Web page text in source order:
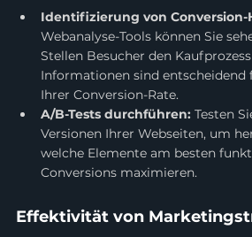
Identifizierung von Conversion-
Webanalyse-Tools können Sie
Stellen Besucher den
Informationen sind
Ihrer Conversion-Rate.
A/B-Tests durchführen: Testen
Versionen Ihrer Webseiten, um
welche Elemente am besten
Conversions maximieren.
Effektivität von